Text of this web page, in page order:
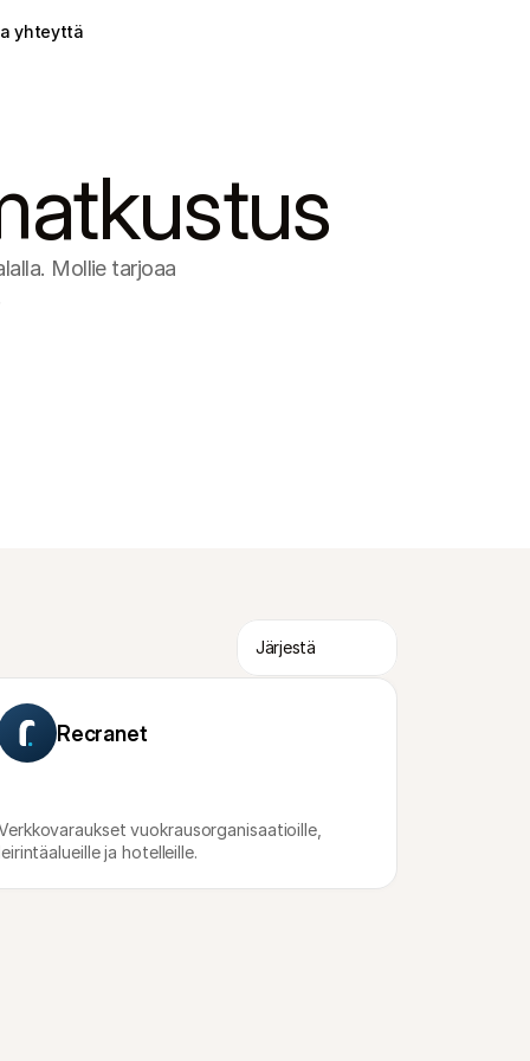
Mollie tarjoaa
Recranet
vuokrausorganisaatioille,
ja hotelleille.
yhteyttä